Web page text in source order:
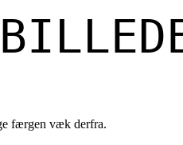
færgen væk derfra.